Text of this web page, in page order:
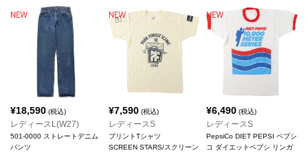
¥18,590 (税込)
レディースL(W27)
501-0000 ストレートデニム
パンツ
¥7,590(税込)
レディースS
プリントTシャツ
SCREEN STARS/スクリーン
¥6,490 (税込)
レディースS
PepsiCo DIET PEPSI ペプシ
コ ダイエットペプシ リンガ